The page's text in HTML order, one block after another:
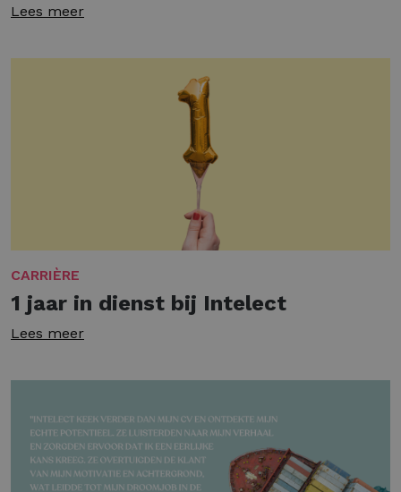
Lees meer
CARRIÈRE
1 jaar in dienst bij Intelect
Lees meer